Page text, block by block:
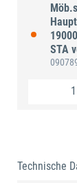
STA
Technische